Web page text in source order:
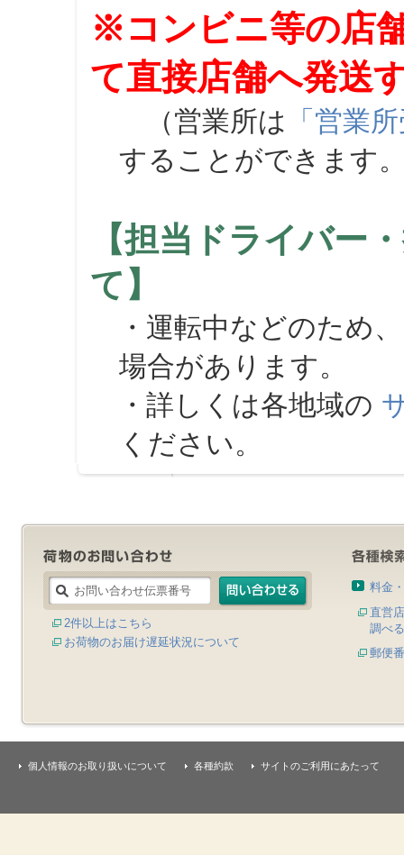
※コンビニ等の店
て直接店舗へ発送
（営業所は 「営業
することができます
【担当ドライバー
て】
・運転中などのため
場合があります。
・詳しくは各地域の
ください。
2件以上はこちら
お荷物のお届け遅延状況について
料金
直営
調べる
郵便
個人情報のお取り扱いについて 各種約款 サイトのご利用にあたって